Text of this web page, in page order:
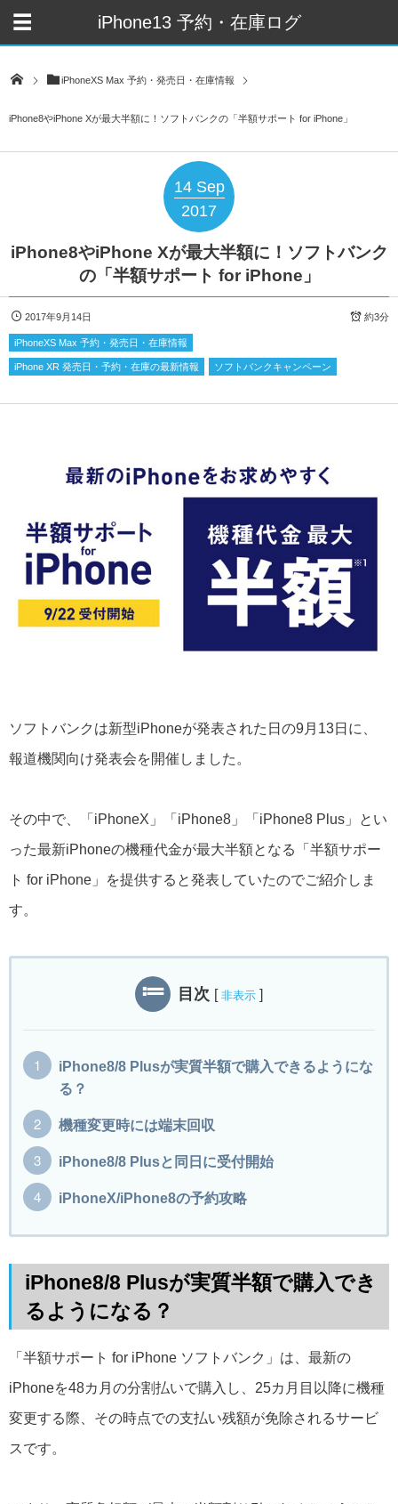
iPhone13 予約・在庫ログ
iPhoneXS Max 予約・発売日・在庫情報
iPhone8やiPhone Xが最大半額に！ソフトバンクの「半額サポート for iPhone」
14 Sep
2017
iPhone8やiPhone Xが最大半額に！ソフトバンク
の「半額サポート for iPhone」
2017年9月14日 約3分
iPhoneXS Max 予約・発売日・在庫情報
iPhone XR 発売日・予約・在庫の最新情報 ソフトバンクキャンペーン
ソフトバンクは新型iPhoneが発表された日の9月13日に、
報道機関向け発表会を開催しました。
その中で、「iPhoneX」「iPhone8」「iPhone8 Plus」とい
った最新iPhoneの機種代金が最大半額となる「半額サポー
ト for iPhone」を提供すると発表していたのでご紹介しま
す。
目次 [ 非表示 ]
iPhone8/8 Plusが実質半額で購入できるようにな
る？
機種変更時には端末回収
iPhone8/8 Plusと同日に受付開始
iPhoneX/iPhone8の予約攻略
iPhone8/8 Plusが実質半額で購入でき
るようになる？
「半額サポート for iPhone ソフトバンク」は、最新の
iPhoneを48カ月の分割払いで購入し、25カ月目以降に機種
変更する際、その時点での支払い残額が免除されるサービ
スです。